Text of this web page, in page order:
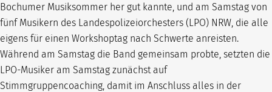
Bochumer Musiksommer her gut kannte, und am Samstag von
fünf Musikern des Landespolizeiorchesters (LPO) NRW, die alle
eigens für einen Workshoptag nach Schwerte anreisten.
Während am Samstag die Band gemeinsam probte, setzten die
LPO-Musiker am Samstag zunächst auf
Stimmgruppencoaching, damit im Anschluss alles in der